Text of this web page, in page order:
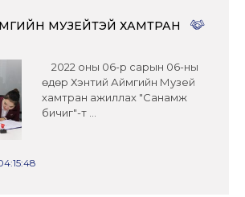
МУЗЕЙТЭЙ ХАМТРАН
2022 оны 06-р сарын 06-ны
өдөр Хэнтий Аймгийн Музей
хамтран ажиллах "Санамж
бичиг"-т ...